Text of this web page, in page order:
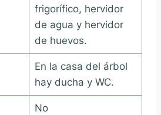
frigorífico, hervidor
de agua y hervidor
de huevos.
En la casa del árbol
hay ducha y WC.
No